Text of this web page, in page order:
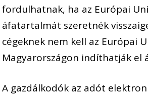
fordulhatnak, ha az Európai
áfatartalmát szeretnék
cégeknek nem kell az Európai
Magyarországon indíthatják el
A gazdálkodók az adót